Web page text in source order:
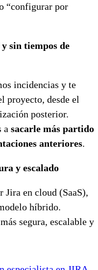
“configurar por
sin tiempos de
incidencias y te
proyecto, desde el
posterior.
a sacarle más partido
anteriores.
y escalado
Jira en cloud (SaaS),
híbrido.
segura, escalable y